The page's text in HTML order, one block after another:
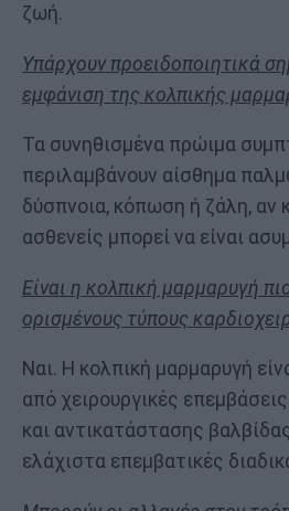
ζωή.
Υπάρχουν προειδοποιητικά
εμφάνιση της κολπικής
Τα συνηθισμένα πρώιμα
περιλαμβάνουν αίσθημα
δύσπνοια, κόπωση ή ζάλη, αν
ασθενείς μπορεί να είναι
Είναι η κολπική μαρμαρυγή
ορισμένους τύπους
Ναι. Η κολπική μαρμαρυγή
από χειρουργικές
και αντικατάστασης
ελάχιστα επεμβατικές